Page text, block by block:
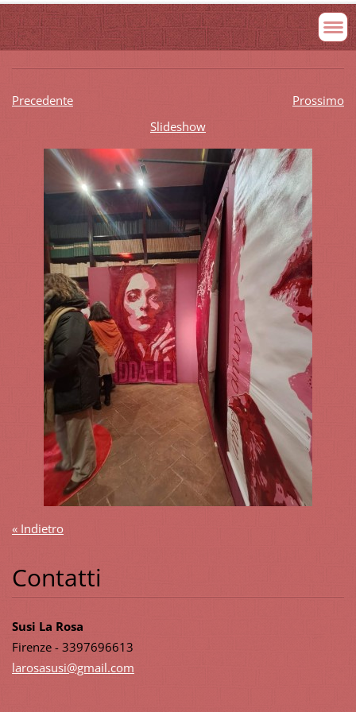
Precedente
Prossimo
Slideshow
« Indietro
Contatti
Susi La Rosa
Firenze - 3397696613
larosasusi@gmail.com